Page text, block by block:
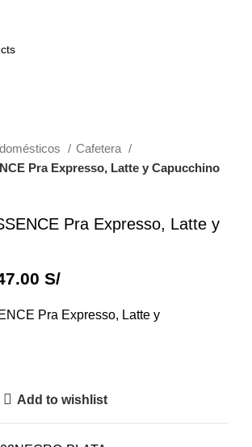
Cafetera
Pra Expresso, Latte y Capucchino
Pra Expresso, Latte y
S/
Pra Expresso, Latte y
Add to wishlist